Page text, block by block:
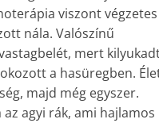
viszont végzetes
nála. Valószínű
mert
a hasüregben.
majd még egyszer.
agyi rák, ami